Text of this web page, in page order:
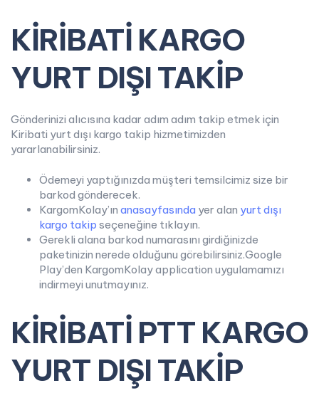
KİRİBATİ KARGO
YURT DIŞI TAKİP
Gönderinizi alıcısına kadar adım adım takip etmek için
Kiribati yurt dışı kargo takip hizmetimizden
yararlanabilirsiniz.
Ödemeyi yaptığınızda müşteri temsilcimiz size bir
barkod gönderecek.
KargomKolay’ın anasayfasında yer alan yurt dışı
kargo takip seçeneğine tıklayın.
Gerekli alana barkod numarasını girdiğinizde
paketinizin nerede olduğunu görebilirsiniz.Google
Play’den KargomKolay application uygulamamızı
indirmeyi unutmayınız.
KİRİBATİ PTT KARGO
YURT DIŞI TAKİP